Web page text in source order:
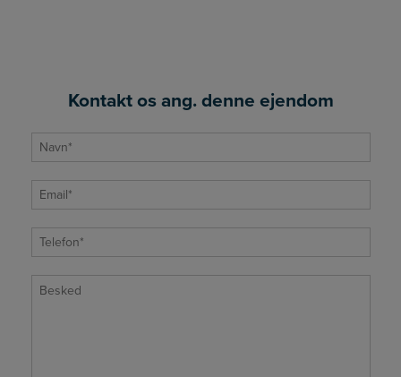
Kontakt os ang. denne ejendom